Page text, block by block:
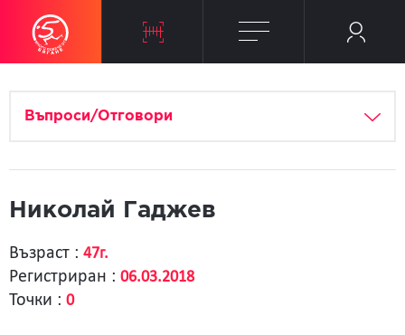
Въпроси/Отговори
Николай Гаджев
Възраст : 47г.
Регистриран : 06.03.2018
Точки : 0